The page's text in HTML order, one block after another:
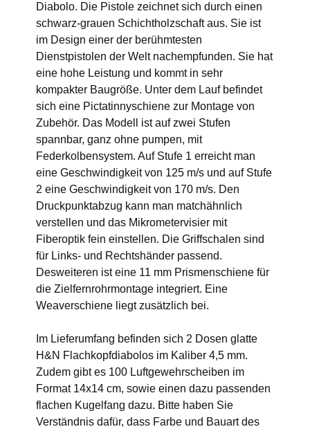
Diabolo. Die Pistole zeichnet sich durch einen
schwarz-grauen Schichtholzschaft aus. Sie ist
im Design einer der berühmtesten
Dienstpistolen der Welt nachempfunden. Sie hat
eine hohe Leistung und kommt in sehr
kompakter Baugröße. Unter dem Lauf befindet
sich eine Pictatinnyschiene zur Montage von
Zubehör. Das Modell ist auf zwei Stufen
spannbar, ganz ohne pumpen, mit
Federkolbensystem. Auf Stufe 1 erreicht man
eine Geschwindigkeit von 125 m/s und auf Stufe
2 eine Geschwindigkeit von 170 m/s. Den
Druckpunktabzug kann man matchähnlich
verstellen und das Mikrometervisier mit
Fiberoptik fein einstellen. Die Griffschalen sind
für Links- und Rechtshänder passend.
Desweiteren ist eine 11 mm Prismenschiene für
die Zielfernrohrmontage integriert. Eine
Weaverschiene liegt zusätzlich bei.
Im Lieferumfang befinden sich 2 Dosen glatte
H&N Flachkopfdiabolos im Kaliber 4,5 mm.
Zudem gibt es 100 Luftgewehrscheiben im
Format 14x14 cm, sowie einen dazu passenden
flachen Kugelfang dazu. Bitte haben Sie
Verständnis dafür, dass Farbe und Bauart des